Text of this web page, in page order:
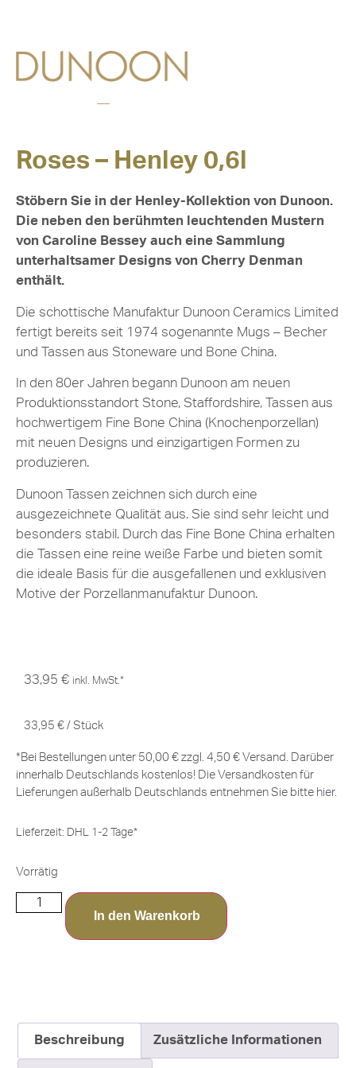
Roses – Henley 0,6l
Stöbern Sie in der Henley-Kollektion von Dunoon.
Die neben den berühmten leuchtenden Mustern
von Caroline Bessey auch eine Sammlung
unterhaltsamer Designs von Cherry Denman
enthält.
Die schottische Manufaktur Dunoon Ceramics Limited
fertigt bereits seit 1974 sogenannte Mugs – Becher
und Tassen aus Stoneware und Bone China.
In den 80er Jahren begann Dunoon am neuen
Produktionsstandort Stone, Staffordshire, Tassen aus
hochwertigem Fine Bone China (Knochenporzellan)
mit neuen Designs und einzigartigen Formen zu
produzieren.
Dunoon Tassen zeichnen sich durch eine
ausgezeichnete Qualität aus. Sie sind sehr leicht und
besonders stabil. Durch das Fine Bone China erhalten
die Tassen eine reine weiße Farbe und bieten somit
die ideale Basis für die ausgefallenen und exklusiven
Motive der Porzellanmanufaktur Dunoon.
33,95 € inkl. MwSt.*
33,95 € / Stück
*Bei Bestellungen unter 50,00 € zzgl. 4,50 € Versand. Darüber
innerhalb Deutschlands kostenlos! Die Versandkosten für
Lieferungen außerhalb Deutschlands entnehmen Sie bitte hier.
Lieferzeit: DHL 1-2 Tage*
Vorrätig
In den Warenkorb
Beschreibung Zusätzliche Informationen